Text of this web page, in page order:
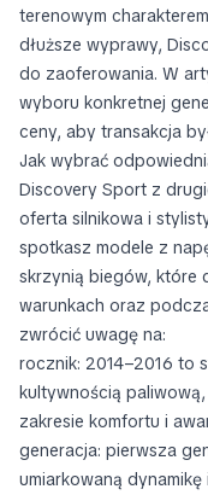
terenowym
dłuższe wyprawy,
do zaoferowania. W
wyboru konkretnej
ceny, aby transakcja
Jak wybrać
Discovery Sport z
oferta silnikowa i
spotkasz modele z
skrzynią biegów, które
warunkach oraz
zwrócić uwagę na:
rocznik: 2014–2016 to
kultywnością
zakresie komfortu i
generacja: pierwsza
umiarkowaną